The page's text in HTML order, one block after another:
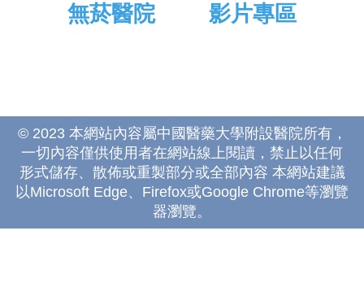
無菸醫院 影片專區
© 2023 本網站內容屬中國醫藥大學附設醫院所有，
一切內容僅供使用者在網站線上閱讀，禁止以任何
形式儲存、散佈或重製部分或全部內容 本網站建議
以Microsoft Edge、Firefox或Google Chrome等瀏覽
器瀏覽。